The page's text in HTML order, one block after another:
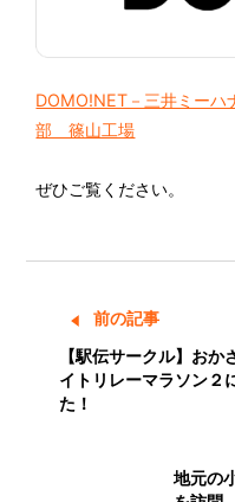
DOMO!NET－三井ミー
部 篠山工場
ぜひご覧ください。
前の記事
【駅伝サークル】おか
イトリレーマラソン２
た！
地元の